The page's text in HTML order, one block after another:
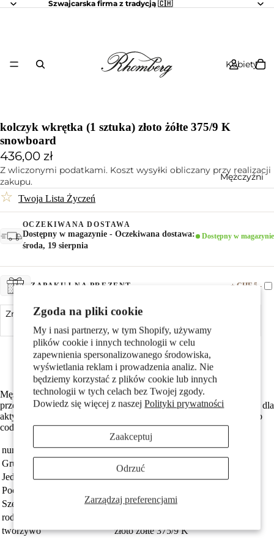
Zgoda na pliki cookie
My i nasi partnerzy, w tym Shopify, używamy
plików cookie i innych technologii w celu
zapewnienia spersonalizowanego środowiska,
wyświetlania reklam i prowadzenia analiz. Nie
będziemy korzystać z plików cookie lub innych
technologii w tych celach bez Twojej zgody.
Dowiedz się więcej z naszejPolityki prywatności
Zarządzaj preferencjami
Zaakceptuj
Odrzuć
Szwajcarska firma z tradycją 🇨🇭
Kobiety
Mężczyźni
Pary
kolczyk wkrętka (1 sztuka) złoto żółte 375/9 K
snowboard
436,00 zł
Z wliczonymi podatkami. Koszt wysyłki obliczany przy realizacji
zakupu.
☆ Twoja Lista Życzeń
OCZEKIWANA DOSTAWA
Dostępny w magazynie - Oczekiwana dostawa:
środa, 19 sierpnia
Dostępny w magazynie
ZAPAKUJ NA PREZENT + CHF 5.-
Zmniejsz ilość
Made in Germany
Wykonane z odzyskanego złota
Darmowa dostawa
Męski kolczyk do ucha wykonany z 375 żółtego złota,
przedstawiający postać snowboardzisty. Unikalny, stylowy dodatek dla
aktywnych i miłośników sportów zimowych. Idealny na prezent lub
codzienne noszenie, podkreśla indywidualny charakter.
numer zamówienia
172223
Grupa docelowa
Mężczyźni
Jednostka
sztuka
Pochodzenie
Szerokość
6 mm
rodzaj biżuterii
tworzywo
złoto żółte 375/9 K